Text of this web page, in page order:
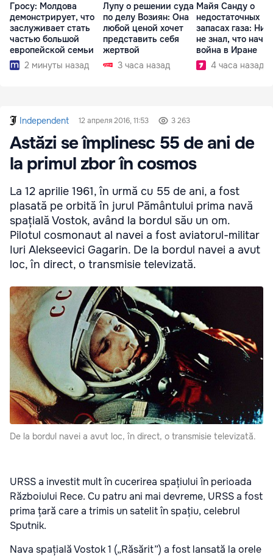
Гросу: Молдова
демонстрирует, что
заслуживает стать
частью большой
европейской семьи
2 минуты назад
Лупу о решении суда
по делу Возиян: Она
любой ценой хочет
представить себя
жертвой
3 часа назад
Майя Санду о
недостаточных
запасах газа:
не знал, что
война в Иране
4 часа назад
Independent 12 апреля 2016, 11:53 3 263
Astăzi se împlinesc 55 de ani de
la primul zbor în cosmos
La 12 aprilie 1961, în urmă cu 55 de ani, a fost
plasată pe orbită în jurul Pământului prima navă
spațială Vostok, având la bordul său un om.
Pilotul cosmonaut al navei a fost aviatorul-militar
Iuri Alekseevici Gagarin. De la bordul navei a avut
loc, în direct, o transmisie televizată.
De la bordul navei a avut loc, în direct, o transmisie televizată.
URSS a investit mult în cucerirea spațiului în perioada
Războiului Rece. Cu patru ani mai devreme, URSS a fost
prima țară care a trimis un satelit în spațiu, celebrul
Sputnik.
Nava spațială Vostok 1 („Răsărit”) a fost lansată la orele